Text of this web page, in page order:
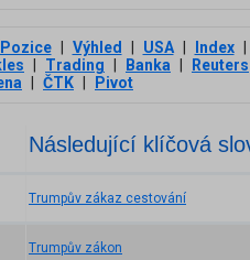
Pozice Výhled USA Index
Trading Banka Reuters
ČTK Pivot
Následující klíčová
Trumpův zákaz cestování
Trumpův zákon